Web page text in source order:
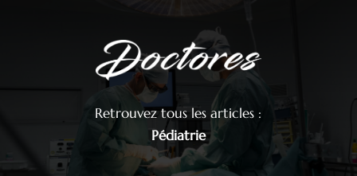
Retrouvez tous les articles :
Pédiatrie